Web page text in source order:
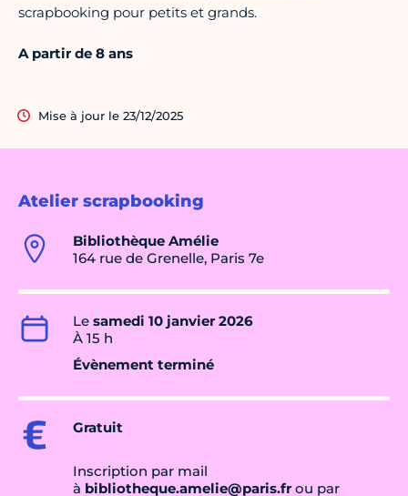
Atelier scrapbooking
Bibliothèque Amélie
164 rue de Grenelle, Paris 7e
Le samedi 10 janvier 2026
À 15 h
Évènement terminé
Gratuit
Inscription par mail
à bibliotheque.amelie@paris.frou par
scrapbooking pour petits et grands.
A partir de 8 ans
Mise à jour le 23/12/2025